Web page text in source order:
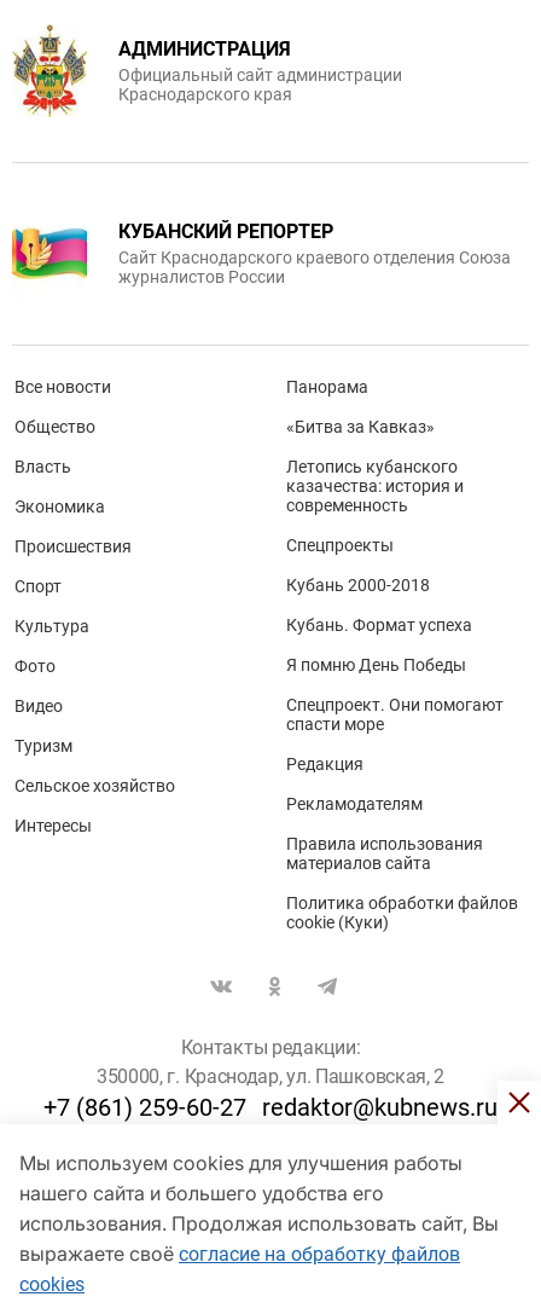
Мы используем cookies для улучшения работы
нашего сайта и большего удобства его
использования. Продолжая использовать сайт, Вы
выражаете своё согласие на обработку файлов
cookies
АДМИНИСТРАЦИЯ
Официальный сайт администрации
Краснодарского края
КУБАНСКИЙ РЕПОРТЕР
Сайт Краснодарского краевого отделения Союза
журналистов России
Все новости
Общество
Власть
Экономика
Происшествия
Спорт
Культура
Фото
Видео
Туризм
Сельское хозяйство
Интересы
Панорама
«Битва за Кавказ»
Летопись кубанского
казачества: история и
современность
Спецпроекты
Кубань 2000-2018
Кубань. Формат успеха
Я помню День Победы
Спецпроект. Они помогают
спасти море
Редакция
Рекламодателям
Правила использования
материалов сайта
Политика обработки файлов
cookie (Куки)
Контакты редакции:
350000, г. Краснодар, ул. Пашковская, 2
+7 (861) 259-60-27 redaktor@kubnews.ru
Для пользователей старше 16 лет
© Кубанские Новости, 2017
Сетевое издание «kubnews» зарегистрировано Федеральной
службой по надзору в сфере связи, информационных технологий
и массовых коммуникаций (Роскомнадзор). Регистрационный